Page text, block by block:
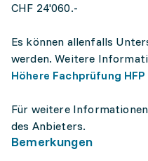
CHF 24'060.-
Es können allenfalls
werden. Weitere
Höhere Fachprüfung
Für weitere
des Anbieters.
Bemerkungen